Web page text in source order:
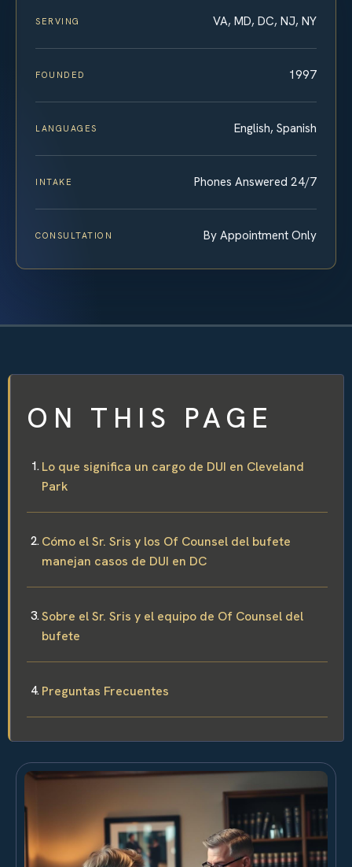
SERVING VA, MD, DC, NJ, NY
FOUNDED 1997
LANGUAGES English, Spanish
INTAKE Phones Answered 24/7
CONSULTATION By Appointment Only
ON THIS PAGE
Lo que significa un cargo de DUI en Cleveland
Park
Cómo el Sr. Sris y los Of Counsel del bufete
manejan casos de DUI en DC
Sobre el Sr. Sris y el equipo de Of Counsel del
bufete
Preguntas Frecuentes